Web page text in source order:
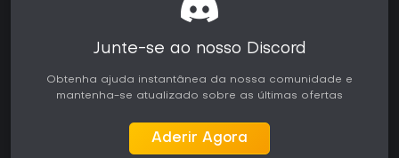
Junte-se ao nosso Discord
Obtenha ajuda instantânea da nossa comunidade e
mantenha-se atualizado sobre as últimas ofertas
Aderir Agora